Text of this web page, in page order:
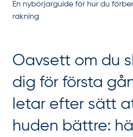
En nybörjarguide för hur du
rakning
Oavsett om du
dig för första
letar efter sätt
huden bättre: